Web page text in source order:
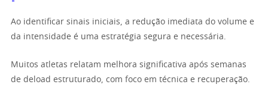
Ao identificar sinais iniciais, a redução imediata do volume e
da intensidade é uma estratégia segura e necessária.
Muitos atletas relatam melhora significativa após semanas
de deload estruturado, com foco em técnica e recuperação.